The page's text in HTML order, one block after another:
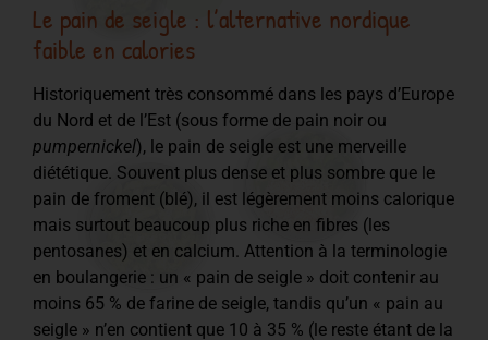
Le pain de seigle : l’alternative nordique
faible en calories
Historiquement très consommé dans les pays d’Europe
du Nord et de l’Est (sous forme de pain noir ou
pumpernickel), le pain de seigle est une merveille
diététique. Souvent plus dense et plus sombre que le
pain de froment (blé), il est légèrement moins calorique
mais surtout beaucoup plus riche en fibres (les
pentosanes) et en calcium. Attention à la terminologie
en boulangerie : un « pain de seigle » doit contenir au
moins 65 % de farine de seigle, tandis qu’un « pain au
seigle » n’en contient que 10 à 35 % (le reste étant de la